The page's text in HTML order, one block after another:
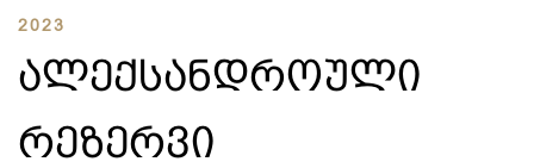
2023
ᲐᲚᲔᲥᲡᲐᲜᲓᲠᲝᲣᲚᲘ
ᲠᲔᲖᲔᲠᲕᲘ